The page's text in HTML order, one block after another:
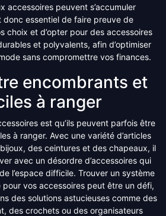
accessoires peuvent s’accumuler
donc essentiel de faire preuve de
choix et d’opter pour des accessoires
et polyvalents, afin d’optimiser
sans compromettre vos finances.
encombrants et
à ranger
est qu’ils peuvent parfois être
à ranger. Avec une variété d’articles
des ceintures et des chapeaux, il
avec un désordre d’accessoires qui
l’espace difficile. Trouver un système
vos accessoires peut être un défi,
des solutions astucieuses comme des
des crochets ou des organisateurs